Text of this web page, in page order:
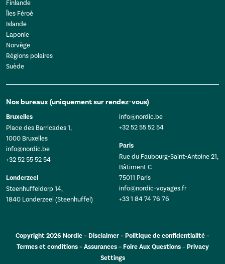
Finlande
Îles Féroé
Islande
Laponie
Norvège
Régions polaires
Suède
Nos bureaux (uniquement sur rendez-vous)
Bruxelles
Place des Barricades 1,
1000 Bruxelles
info@nordic.be
+32 52 55 52 54
Londerzeel
Steenhuffeldorp 14,
1840 Londerzeel (Steenhuffel)
info@nordic.be
+32 52 55 52 54
Paris
Rue du Faubourg-Saint-Antoine 21,
Bâtiment C
75011 Paris
info@nordic-voyages.fr
+33 1 84 74 76 76
Copyright 2026 Nordic – Disclaimer– Politique de confidentialité–
Termes et conditions–Assurances – Foire Aux Questions– Privacy
Settings